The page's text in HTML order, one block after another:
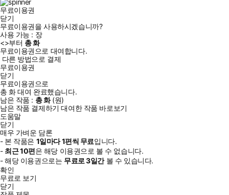
무료이용권
닫기
무료이용권을 사용하시겠습니까?
사용 가능 : 장
<>부터 총화
무료이용권으로 대여합니다.
다른 방법으로 결제
무료이용권
닫기
무료이용권으로
총 화대여 완료했습니다.
남은 작품 : 총화(원)
남은 작품 결제하기 대여한 작품 바로보기
도움말
닫기
매우 가벼운 담론
- 본 작품은 1일마다1편씩 무료입니다.
- 최근10편은 해당 이용권으로 볼 수 없습니다.
- 해당 이용권으로는 무료로3일간볼 수 있습니다.
확인
무료로 보기
닫기